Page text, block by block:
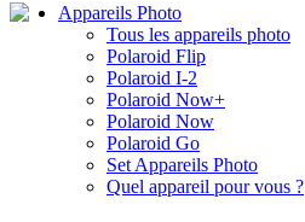
Appareils Photo
Tous les appareils photo
Polaroid Flip
Polaroid I-2
Polaroid Now+
Polaroid Now
Polaroid Go
Set Appareils Photo
Quel appareil pour vous ?